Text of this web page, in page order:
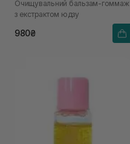
50 мл
Очищувальний бальзам-гоммаж
з екстрактом юдзу
980₴